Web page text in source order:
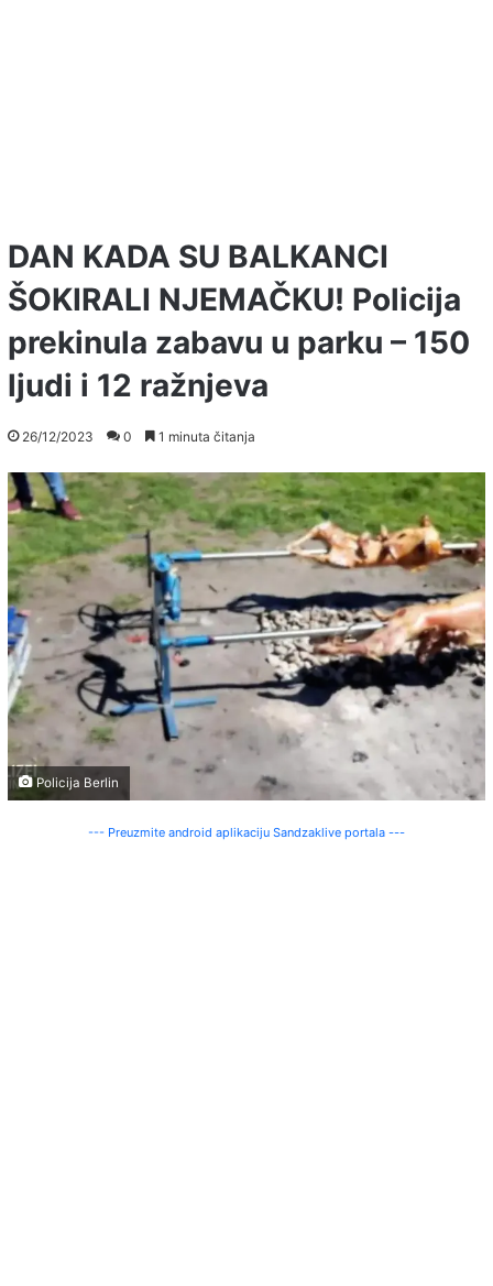
DAN KADA SU BALKANCI
ŠOKIRALI NJEMAČKU! Policija
prekinula zabavu u parku – 150
ljudi i 12 ražnjeva
26/12/2023 0 1 minuta čitanja
Policija Berlin
--- Preuzmite android aplikaciju Sandzaklive portala ---